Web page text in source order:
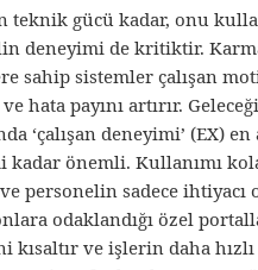
teknik gücü kadar, onu
deneyimi de kritiktir.
sahip sistemler çalışan
hata payını artırır.
‘çalışan deneyimi’ (EX)
kadar önemli. Kullanımı
personelin sadece ihtiyacı
odaklandığı özel
kısaltır ve işlerin daha